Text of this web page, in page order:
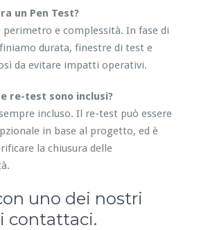
un Pen Test?
perimetro e complessità. In fase di
durata, finestre di test e
da evitare impatti operativi.
e re-test sono inclusi?
incluso. Il re-test può essere
in base al progetto, ed è
la chiusura delle
uno dei nostri
contattaci.